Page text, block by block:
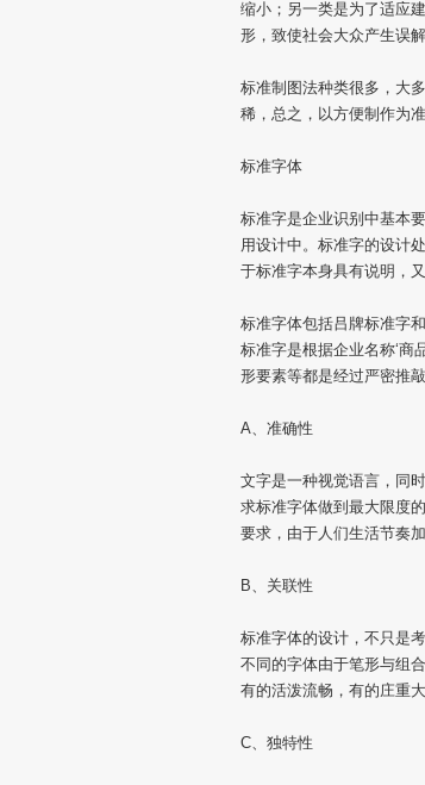
缩小；另一类是为了适应
形，致使社会大众产生误
标准制图法种类很多，大
稀，总之，以方便制作为准
标准字体
标准字是企业识别中基本
用设计中。标准字的设计
于标准字本身具有说明，
标准字体包括吕牌标准字
标准字是根据企业名称‘商
形要素等都是经过严密推
A、准确性
文字是一种视觉语言，同
求标准字体做到最大限度
要求，由于人们生活节奏
B、关联性
标准字体的设计，不只是
不同的字体由于笔形与组
有的活泼流畅，有的庄重大
C、独特性